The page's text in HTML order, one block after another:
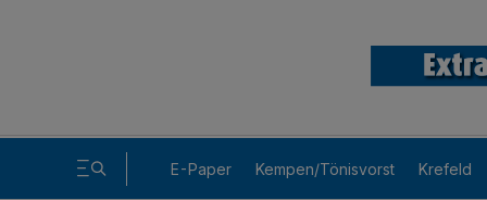
E-Paper Kempen/Tönisvorst Krefeld